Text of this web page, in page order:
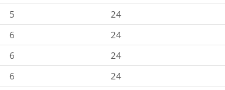
5 24
6 24
6 24
6 24